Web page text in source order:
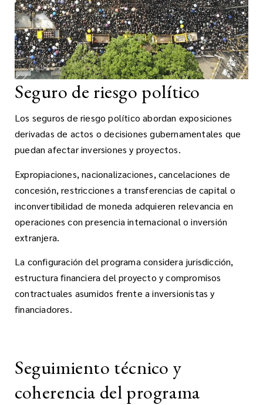
Seguro de riesgo político
Los seguros de riesgo político abordan exposiciones
derivadas de actos o decisiones gubernamentales que
puedan afectar inversiones y proyectos.
Expropiaciones, nacionalizaciones, cancelaciones de
concesión, restricciones a transferencias de capital o
inconvertibilidad de moneda adquieren relevancia en
operaciones con presencia internacional o inversión
extranjera.
La configuración del programa considera jurisdicción,
estructura financiera del proyecto y compromisos
contractuales asumidos frente a inversionistas y
financiadores.
Seguimiento técnico y
coherencia del programa